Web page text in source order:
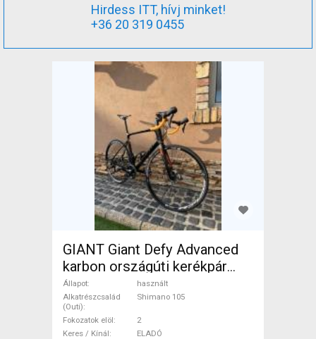
Hirdess ITT, hívj minket!
+36 20 319 0455
GIANT Giant Defy Advanced
karbon országúti kerékpár
Országúti Shimano 105
tárcsafék használt ELADÓ
Állapot
használt
Alkatrészcsalád
(Outi)
Shimano 105
Fokozatok elöl
2
Keres / Kínál
ELADÓ